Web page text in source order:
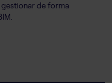
de forma